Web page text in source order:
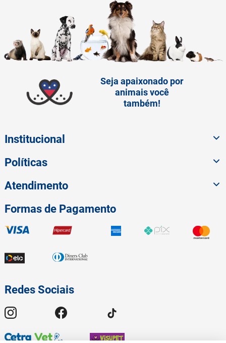
Seja apaixonado por
animais você
também!
Institucional
Políticas
Atendimento
Redes Sociais
Formas de Pagamento